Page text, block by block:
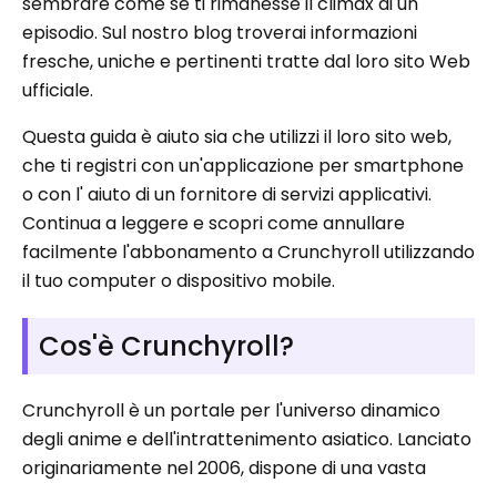
episodio. Sul nostro blog troverai informazioni
fresche, uniche e pertinenti tratte dal loro sito Web
ufficiale.
Questa guida è aiuto sia che utilizzi il loro sito web,
che ti registri con un'applicazione per smartphone
o con l' aiuto di un fornitore di servizi applicativi.
Continua a leggere e scopri come annullare
facilmente l'abbonamento a Crunchyroll utilizzando
il tuo computer o dispositivo mobile.
Cos'è Crunchyroll?
Crunchyroll è un portale per l'universo dinamico
degli anime e dell'intrattenimento asiatico. Lanciato
originariamente nel 2006, dispone di una vasta